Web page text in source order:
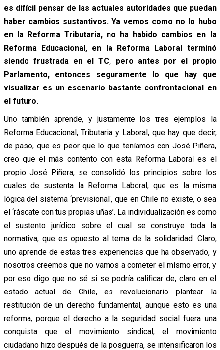
es difícil pensar de las actuales autoridades que puedan
haber cambios sustantivos. Ya vemos como no lo hubo
en la Reforma Tributaria, no ha habido cambios en la
Reforma Educacional, en la Reforma Laboral terminó
siendo frustrada en el TC, pero antes por el propio
Parlamento, entonces seguramente lo que hay que
visualizar es un escenario bastante confrontacional en
el futuro.
Uno también aprende, y justamente los tres ejemplos la
Reforma Educacional, Tributaria y Laboral, que hay que decir,
de paso, que es peor que lo que teníamos con José Piñera,
creo que el más contento con esta Reforma Laboral es el
propio José Piñera, se consolidó los principios sobre los
cuales de sustenta la Reforma Laboral, que es la misma
lógica del sistema ‘previsional’, que en Chile no existe, o sea
el ‘ráscate con tus propias uñas’. La individualización es como
el sustento jurídico sobre el cual se construye toda la
normativa, que es opuesto al tema de la solidaridad. Claro,
uno aprende de estas tres experiencias que ha observado, y
nosotros creemos que no vamos a cometer el mismo error, y
por eso digo que no sé si se podría calificar de, claro en el
estado actual de Chile, es revolucionario plantear la
restitución de un derecho fundamental, aunque esto es una
reforma, porque el derecho a la seguridad social fuera una
conquista que el movimiento sindical, el movimiento
ciudadano hizo después de la posguerra, se intensificaron los